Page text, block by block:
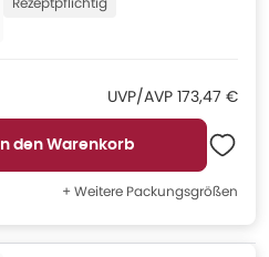
UVP/AVP UVP/AVP
173,47 €
In den Warenkorb
+ Weitere Packungsgrößen